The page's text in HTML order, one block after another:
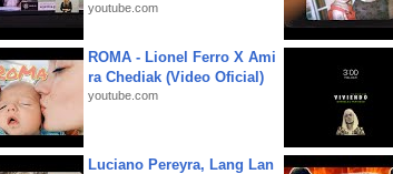
youtube.com
ROMA - Lionel Ferro X Ami
ra Chediak (Video Oficial)
youtube.com
Luciano Pereyra, Lang Lan